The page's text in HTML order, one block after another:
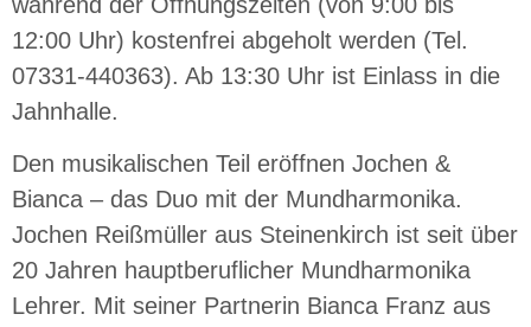
12:00 Uhr) kostenfrei abgeholt werden (Tel.
07331-440363). Ab 13:30 Uhr ist Einlass in die
Jahnhalle.
Den musikalischen Teil eröffnen Jochen &
Bianca – das Duo mit der Mundharmonika.
Jochen Reißmüller aus Steinenkirch ist seit über
20 Jahren hauptberuflicher Mundharmonika
Lehrer. Mit seiner Partnerin Bianca Franz aus